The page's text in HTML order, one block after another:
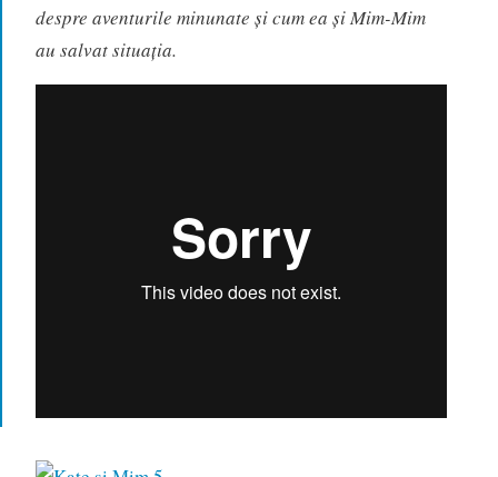
despre aventurile minunate şi cum ea şi Mim-Mim
au salvat situaţia.